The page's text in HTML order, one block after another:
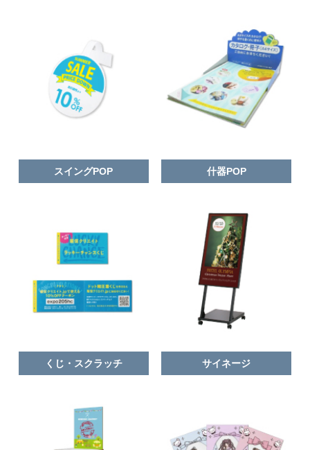
スイングPOP 什器POP
くじ・スクラッチ サイネージ